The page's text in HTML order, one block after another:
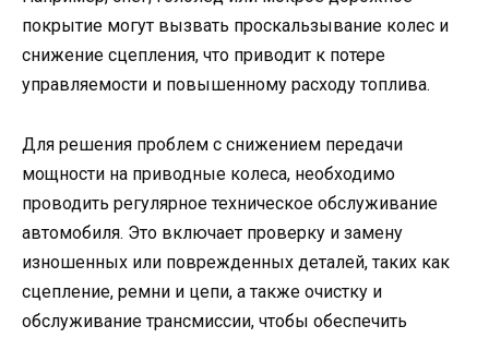
покрытие могут вызвать проскальзывание колес и
снижение сцепления, что приводит к потере
управляемости и повышенному расходу топлива.
Для решения проблем с снижением передачи
мощности на приводные колеса, необходимо
проводить регулярное техническое обслуживание
автомобиля. Это включает проверку и замену
изношенных или поврежденных деталей, таких как
сцепление, ремни и цепи, а также очистку и
обслуживание трансмиссии, чтобы обеспечить